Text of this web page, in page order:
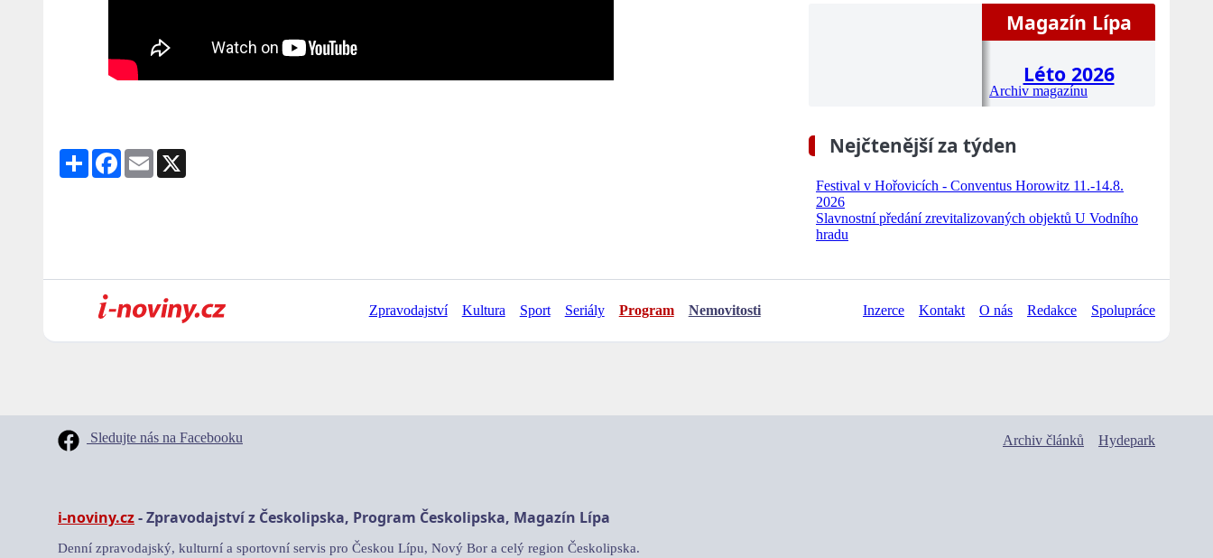
Share Facebook
Email
Magazín Lípa
Léto 2026
Archiv magazínu
Nejčtenější za týden
Festival v Hořovicích - Conventus Horowitz 11.-14.8.
2026
Slavnostní předání zrevitalizovaných objektů U Vodního
hradu
Zpravodajství Kultura Sport Seriály Program Nemovitosti Inzerce Kontakt O nás Redakce Spolupráce
Sledujte nás na Facebooku Archiv článků Hydepark
i-noviny.cz- Zpravodajství z Českolipska, Program Českolipska, Magazín Lípa
Denní zpravodajský, kulturní a sportovní servis pro Českou Lípu, Nový Bor a celý region Českolipska.